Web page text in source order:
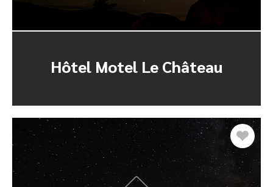
Hôtel Motel Le Château